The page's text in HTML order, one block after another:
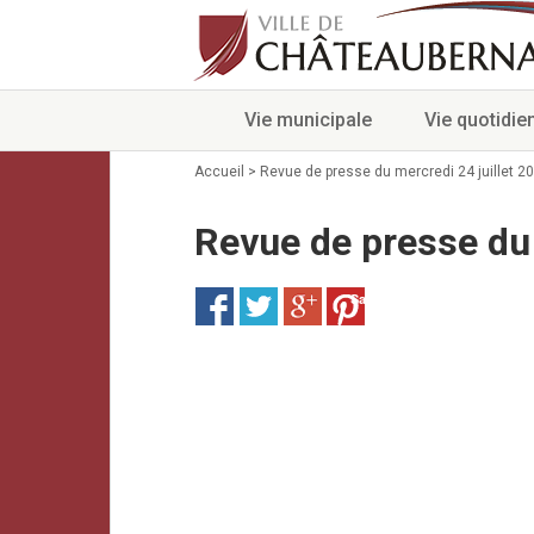
Vie municipale Vie
Accueil > Revue de presse du mercredi 24 juillet
Revue de presse
Save